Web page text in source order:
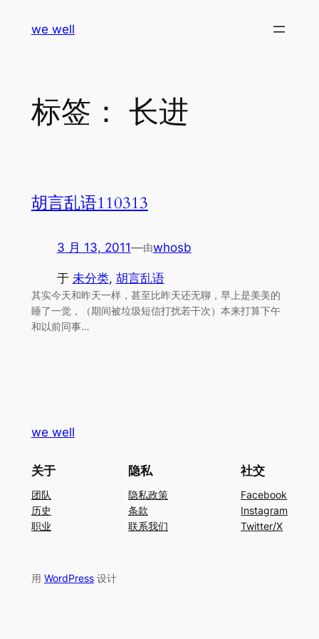
we well
标签： 长进
胡言乱语110313
3 月 13, 2011—由whosb
于 未分类, 胡言乱语
其实今天和昨天一样，甚至比昨天还无聊，早上是美美的
睡了一觉，（期间被垃圾短信打扰若干次）本来打算下午
和以前同事…
we well
关于
团队
历史
职业
隐私
隐私政策
条款
联系我们
社交
Facebook
Instagram
Twitter/X
用 WordPress设计